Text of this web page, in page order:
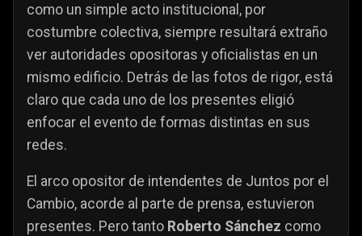
como un simple acto institucional, por
costumbre colectiva, siempre resultará extraño
ver autoridades opositoras y oficialistas en un
mismo edificio. Detrás de las fotos de rigor, está
claro que cada uno de los presentes eligió
enfocar el evento de formas distintas en sus
redes.
El arco opositor de intendentes de Juntos por el
Cambio, acorde al parte de prensa, estuvieron
presentes. Pero tanto Roberto Sánchez como